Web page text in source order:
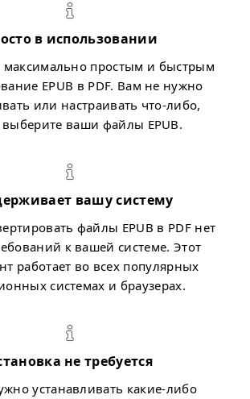
в использовании
простым и быстрым
EPUB в PDF. Вам не нужно
или настраивать что-либо,
выберите ваши файлы EPUB.
вашу систему
файлы EPUB в PDF нет
к вашей системе. Этот
работает во всех популярных
системах и браузерах.
не требуется
устанавливать какие-либо